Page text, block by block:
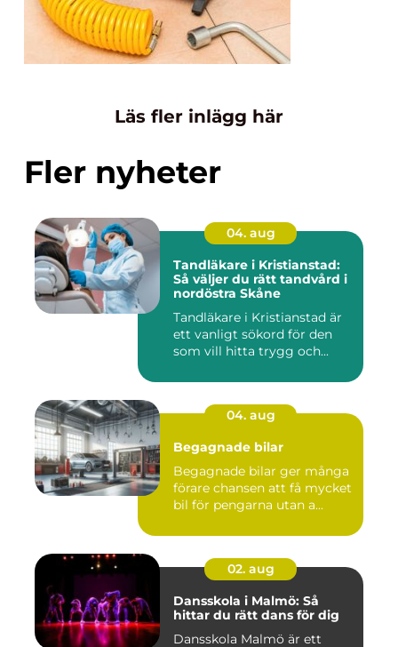
Läs fler inlägg här
Fler nyheter
04. aug
Tandläkare i Kristianstad:
Så väljer du rätt tandvård i
nordöstra Skåne
Tandläkare i Kristianstad är
ett vanligt sökord för den
som vill hitta trygg och...
04. aug
Begagnade bilar
Begagnade bilar ger många
förare chansen att få mycket
bil för pengarna utan a...
02. aug
Dansskola i Malmö: Så
hittar du rätt dans för dig
Dansskola Malmö är ett